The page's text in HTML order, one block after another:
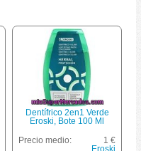
Dentífrico 2en1 Verde
Eroski, Bote 100 Ml
Precio medio:
1 €
Eroski